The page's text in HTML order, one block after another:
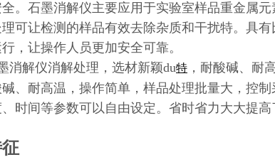
。石墨消解仪主要应用于实验室样品重金属
可让检测的样品有效去除杂质和干扰特。具
，让操作人员更加安全可靠。
消解仪消解处理，选材新颖du特 ，耐酸碱、耐
、耐高温，操作简单，样品处理批量大，控
时间等参数可以自由设定。省时省力大大提高